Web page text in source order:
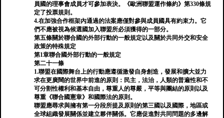
員國的理事會成員才可參加表決。《歐洲聯盟運作條約》第330條規
定了投票規則。
4.在加強合作框架內通過的法案應僅對參與成員國具有約束力。它
們不應被視為候選國加入聯盟所必須獲得的一部分。
第五條關於聯合國的外部行動的一般規定以及關於共同外交和安全
政策的特殊規定
第1章聯合國外部行動的一般規定
第二十一條
1.聯盟在國際舞台上的行動應遵循激發自身創造，發展和擴大並力
求在更廣闊的世界中前進的原則：民主，法治，人類的普遍性和不
可分割性權利和基本自由，尊重人的尊嚴，平等與團結的原則以及
尊重《聯合國憲章》和國際法的原則。
聯盟應尋求與擁有第一分段所提及原則的第三國以及國際，地區或
全球組織發展關係並建立夥伴關係。它應促進對共同問題的多邊解